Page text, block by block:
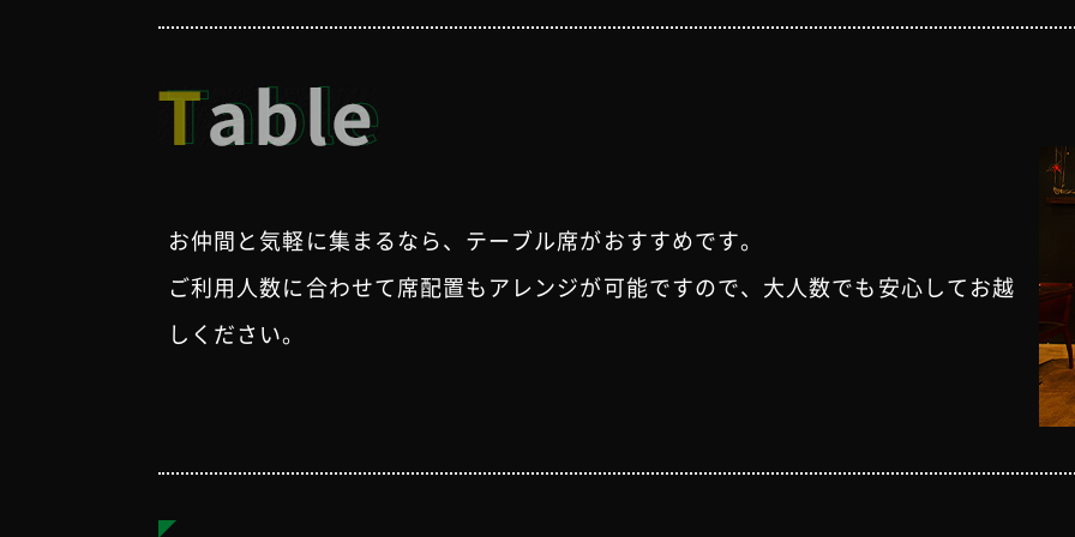
お仲間と気軽に集まるなら、テーブル席がおすすめです。
ご利用人数に合わせて席配置もアレンジが可能ですので、大人数でも安心してお越
しください。